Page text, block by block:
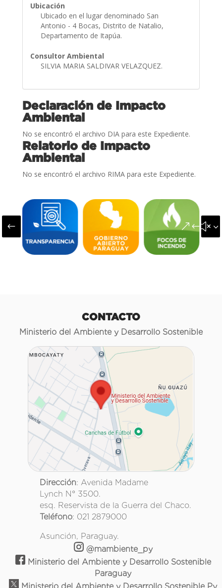
Ubicación
Ubicado en el lugar denominado San
Antonio - 4 Bocas, Distrito de Natalio,
Departamento de Itapúa.
Consultor Ambiental
SILVIA MARIA SALDIVAR VELAZQUEZ.
Declaración de Impacto
Ambiental
No se encontró el archivo DIA para este Expediente.
Relatorio de Impacto
Ambiental
No se encontró el archivo RIMA para este Expediente.
#
CONTACTO
Ministerio del Ambiente y Desarrollo Sostenible
Dirección: Avenida Madame
Lynch N° 3500.
esq. Reservista de la Guerra del Chaco.
Teléfono: 021 2879000
Asunción, Paraguay.
@mambiente_py
Ministerio del Ambiente y Desarrollo Sostenible
Paraguay